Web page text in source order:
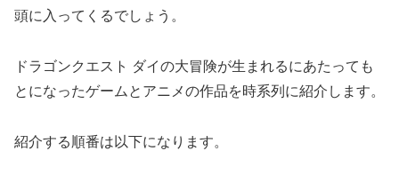
頭に入ってくるでしょう。
ドラゴンクエスト ダイの大冒険が生まれるにあたっても
とになったゲームとアニメの作品を時系列に紹介します。
紹介する順番は以下になります。